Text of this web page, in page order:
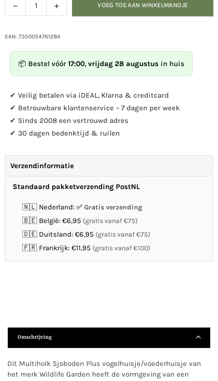
Hoeveelheid
Verlaag
de
voor
Sjoboden
Plus
Verhoog
de
voor
Sjoboden
Plus
VOEG TOE AAN WINKELMANDJE
EAN: 7350054761284
📦 Bestel vóór 17:00, vrijdag 28 augustus in huis
✔ Veilig betalen via iDEAL, Klarna & creditcard
✔ Betrouwbare klantenservice – 7 dagen per week
✔ Sinds 2008 een vertrouwd adres
✔ 30 dagen bedenktijd & ruilen
Verzendinformatie
Standaard pakketverzending PostNL
🇳🇱 Nederland: Gratis verzending
🇧🇪 België: €6,95 (gratis vanaf €75)
🇩🇪 Duitsland: €6,95 (gratis vanaf €75)
🇫🇷 Frankrijk: €11,95 (gratis vanaf €100)
Omschrijving
Dit Multiholk Sjoboden Plus vogelhuisje/voederhuisje van
het merk Wildlife Garden heeft de vormgeving van een